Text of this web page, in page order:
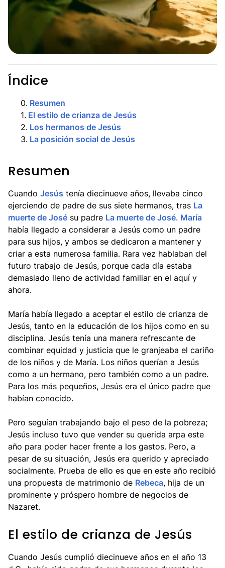
Índice
0. Resumen
1. El estilo de crianza de Jesús
2. Los hermanos de Jesús
3. La posición social de Jesús
Resumen
Cuando Jesús tenía diecinueve años, llevaba cinco
ejerciendo de padre de sus siete hermanos, tras La
muerte de José su padre La muerte de José. María
había llegado a considerar a Jesús como un padre
para sus hijos, y ambos se dedicaron a mantener y
criar a esta numerosa familia. Rara vez hablaban del
futuro trabajo de Jesús, porque cada día estaba
demasiado lleno de actividad familiar en el aquí y
ahora.
María había llegado a aceptar el estilo de crianza de
Jesús, tanto en la educación de los hijos como en su
disciplina. Jesús tenía una manera refrescante de
combinar equidad y justicia que le granjeaba el cariño
de los niños y de María. Los niños querían a Jesús
como a un hermano, pero también como a un padre.
Para los más pequeños, Jesús era el único padre que
habían conocido.
Pero seguían trabajando bajo el peso de la pobreza;
Jesús incluso tuvo que vender su querida arpa este
año para poder hacer frente a los gastos. Pero, a
pesar de su situación, Jesús era querido y apreciado
socialmente. Prueba de ello es que en este año recibió
una propuesta de matrimonio de Rebeca, hija de un
prominente y próspero hombre de negocios de
Nazaret.
El estilo de crianza de Jesús
Cuando Jesús cumplió diecinueve años en el año 13